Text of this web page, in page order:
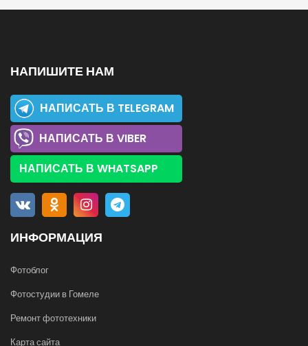
НАПИШИТЕ НАМ
НАПИСАТЬ В TELEGRAM
НАПИСАТЬ В VIBER
НАПИСАТЬ В WHATSAPP
ИНФОРМАЦИЯ
Фотоблог
Фотостудии в Гомеле
Ремонт фототехники
Карта сайта